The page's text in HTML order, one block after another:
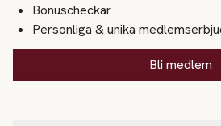
Bonuscheckar
Personliga & unika
Bli medlem